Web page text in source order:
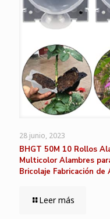
28 junio, 2023
BHGT 50M 10 Rollos
Multicolor Alambres
Bricolaje Fabricación
Leer más